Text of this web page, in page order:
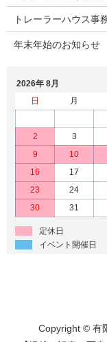
トレーラーハウス事
年末年始のお知らせ
2026年 8月
日
月
2
3
9
10
16
17
23
24
30
31
定休日
イベント開催日
Copyright © 有